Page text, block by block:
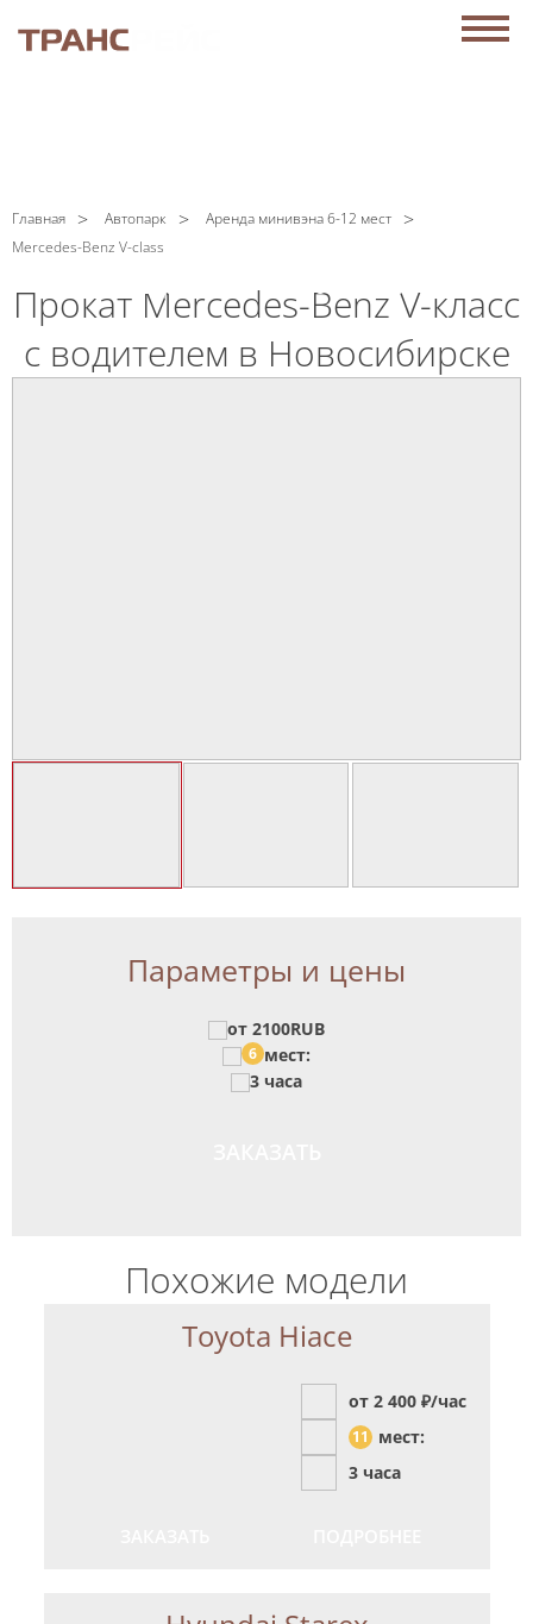
Мы работаемкруглосуточно!
Главная Автопарк
Аренда минивэна 6-12 мест
Mercedes-Benz V-class
Прокат Mercedes-Benz V-класс
с водителем в Новосибирске
Параметры и цены
от 2100RUB
6 мест:
3 часа
Похожие модели
Toyota Hiace
от 2 400 ₽/час
11
мест:
3 часа
CПолитикой конфиденциальности
ознакомлен(а), даю